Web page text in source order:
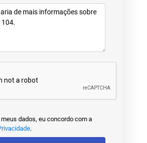
dados, eu concordo com a
.